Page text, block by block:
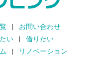
お問い合わせ
い
借りたい
リノベーション